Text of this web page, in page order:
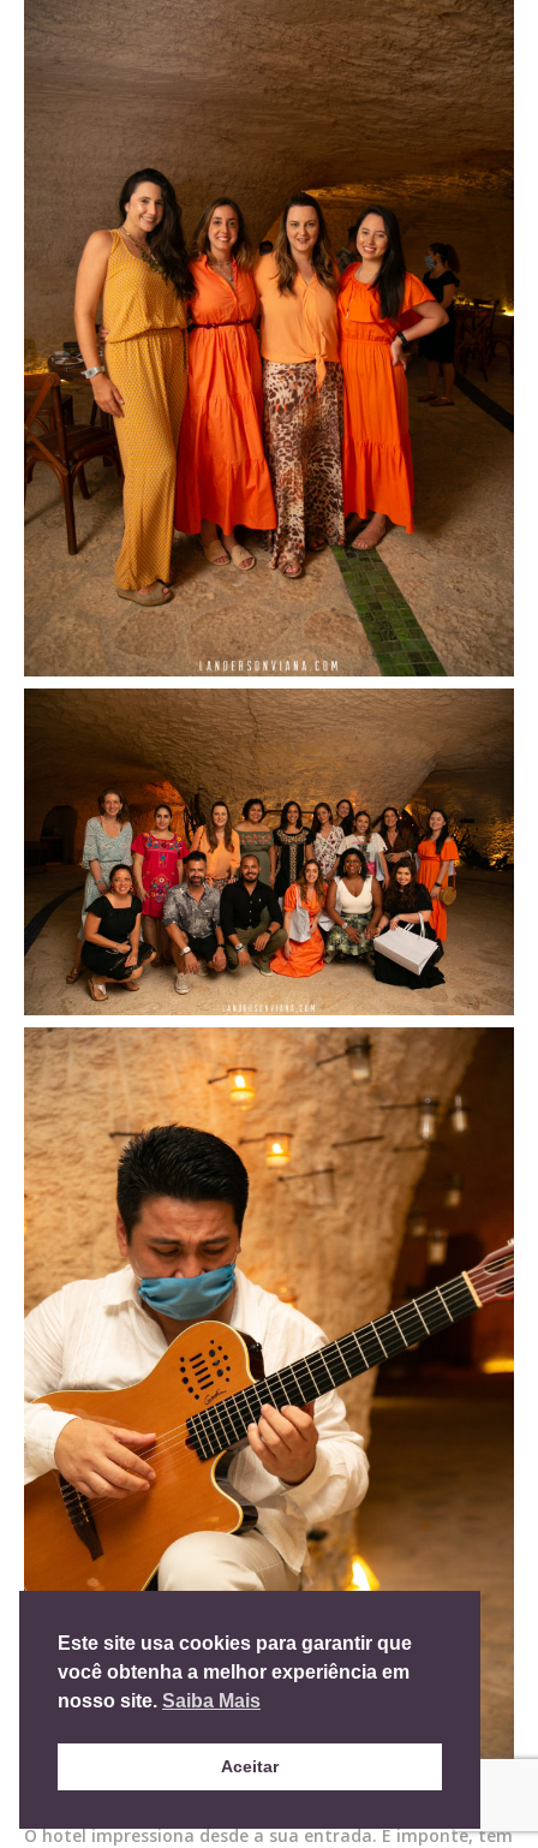
Por que amamos o Xcaret?
O hotel impressiona desde a sua entrada. É imponte, tem
Este site usa cookies para garantir que
você obtenha a melhor experiência em
nosso site. Saiba Mais
Aceitar